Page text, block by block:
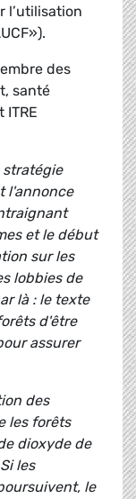
l’utilisation
des
santé
stratégie
l'annonce
et le début
sur les
lobbies de
là : le texte
d'être
assurer
des
les forêts
dioxyde de
les
le